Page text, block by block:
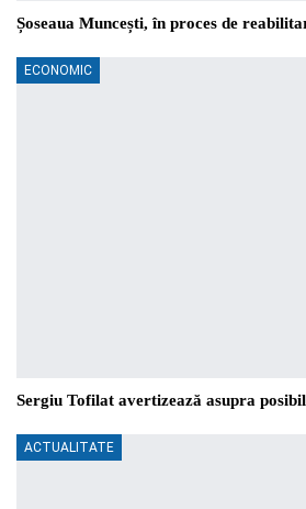
Șoseaua Muncești, în proces de
ECONOMIC
Sergiu Tofilat avertizează asupra
ACTUALITATE